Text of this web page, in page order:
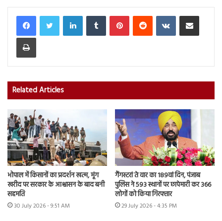
LinkedInTumblr PinterestReddit VKontakteShare via Email
Print
Related Articles
भोपाल में किसानों का प्रदर्शन खत्म, मूंग
खरीद पर सरकार के आश्वासन के बाद बनी
सहमति
30 July 2026 - 9:51 AM
गैंगस्टरां ते वार का 189वां दिन, पंजाब
पुलिस ने 593 स्थानों पर छापेमारी कर 366
लोगों को किया गिरफ्तार
29 July 2026 - 4:35 PM